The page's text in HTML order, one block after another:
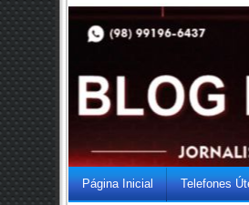
Página Inicial Telefones